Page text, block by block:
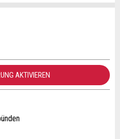
an Freunde weiter.
AKTIVIEREN